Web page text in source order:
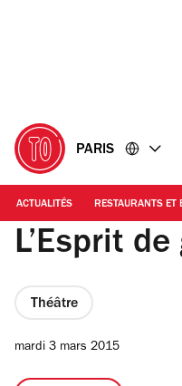
PARIS
ACTUALITÉS RESTAURANTS ET
L’Esprit
Théâtre
mardi 3 mars 2015